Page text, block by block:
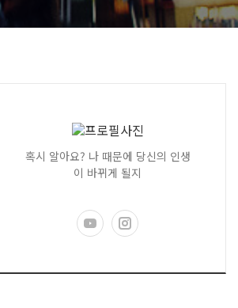
혹시 알아요? 나 때문에 당신의 인생
이 바뀌게 될지